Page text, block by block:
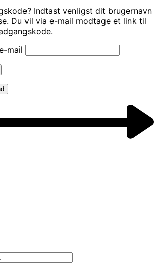
Indtast venligst dit brugernavn
Du vil via e-mail modtage et link til
mail